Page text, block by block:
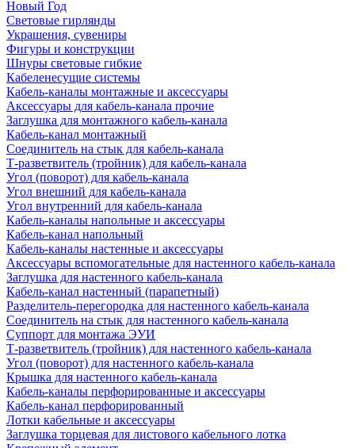
Новый Год
Световые гирлянды
Украшения, сувениры
Фигуры и конструкции
Шнуры световые гибкие
Кабеленесущие системы
Кабель-каналы монтажные и аксессуары
Аксессуары для кабель-канала прочие
Заглушка для монтажного кабель-канала
Кабель-канал монтажный
Соединитель на стык для кабель-канала
Т-разветвитель (тройник) для кабель-канала
Угол (поворот) для кабель-канала
Угол внешний для кабель-канала
Угол внутренний для кабель-канала
Кабель-каналы напольные и аксессуары
Кабель-канал напольный
Кабель-каналы настенные и аксессуары
Аксессуары вспомогательные для настенного кабель-канала
Заглушка для настенного кабель-канала
Кабель-канал настенный (парапетный)
Разделитель-перегородка для настенного кабель-канала
Соединитель на стык для настенного кабель-канала
Суппорт для монтажа ЭУИ
Т-разветвитель (тройник) для настенного кабель-канала
Угол (поворот) для настенного кабель-канала
Крышка для настенного кабель-канала
Кабель-каналы перфорированные и аксессуары
Кабель-канал перфорированный
Лотки кабельные и аксессуары
Заглушка торцевая для листового кабельного лотка